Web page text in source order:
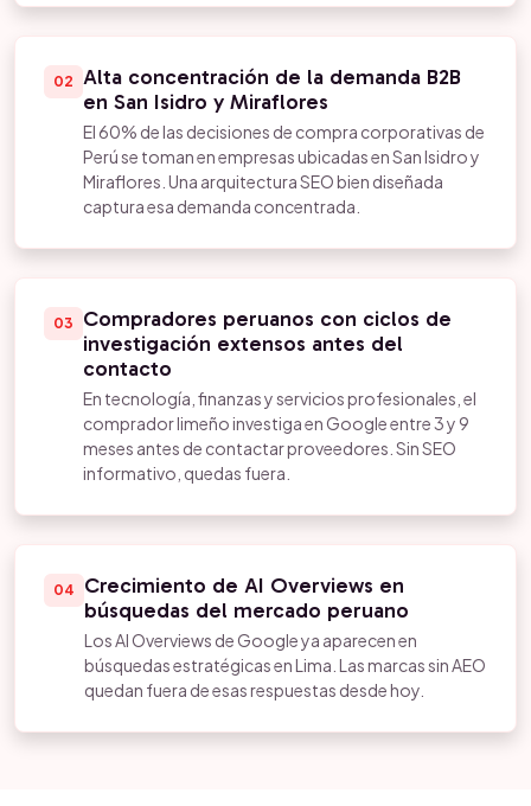
02 Alta concentración de la demanda B2B
en San Isidro y Miraflores
El 60% de las decisiones de compra corporativas de
Perú se toman en empresas ubicadas en San Isidro y
Miraflores. Una arquitectura SEO bien diseñada
captura esa demanda concentrada.
03
Compradores peruanos con ciclos de
investigación extensos antes del
contacto
En tecnología, finanzas y servicios profesionales, el
comprador limeño investiga en Google entre 3 y 9
meses antes de contactar proveedores. Sin SEO
informativo, quedas fuera.
04
Crecimiento de AI Overviews en
búsquedas del mercado peruano
Los AI Overviews de Google ya aparecen en
búsquedas estratégicas en Lima. Las marcas sin AEO
quedan fuera de esas respuestas desde hoy.